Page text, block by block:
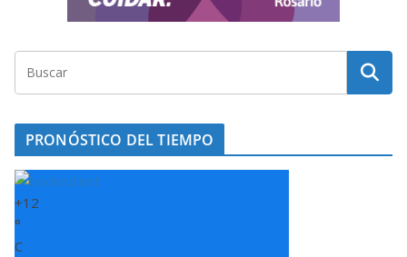
PRONÓSTICO DEL TIEMPO
+12
°
C